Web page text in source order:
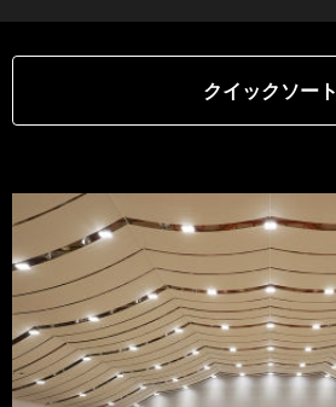
クイックソート